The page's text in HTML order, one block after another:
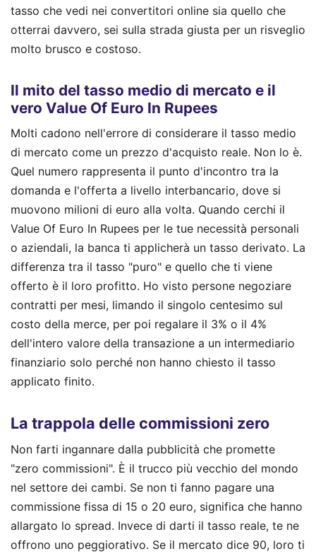
tasso che vedi nei convertitori online sia quello che
otterrai davvero, sei sulla strada giusta per un risveglio
molto brusco e costoso.
Il mito del tasso medio di mercato e il
vero Value Of Euro In Rupees
Molti cadono nell'errore di considerare il tasso medio
di mercato come un prezzo d'acquisto reale. Non lo è.
Quel numero rappresenta il punto d'incontro tra la
domanda e l'offerta a livello interbancario, dove si
muovono milioni di euro alla volta. Quando cerchi il
Value Of Euro In Rupees per le tue necessità personali
o aziendali, la banca ti applicherà un tasso derivato. La
differenza tra il tasso "puro" e quello che ti viene
offerto è il loro profitto. Ho visto persone negoziare
contratti per mesi, limando il singolo centesimo sul
costo della merce, per poi regalare il 3% o il 4%
dell'intero valore della transazione a un intermediario
finanziario solo perché non hanno chiesto il tasso
applicato finito.
La trappola delle commissioni zero
Non farti ingannare dalla pubblicità che promette
"zero commissioni". È il trucco più vecchio del mondo
nel settore dei cambi. Se non ti fanno pagare una
commissione fissa di 15 o 20 euro, significa che hanno
allargato lo spread. Invece di darti il tasso reale, te ne
offrono uno peggiorativo. Se il mercato dice 90, loro ti